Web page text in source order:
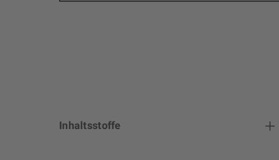
Inhaltsstoffe